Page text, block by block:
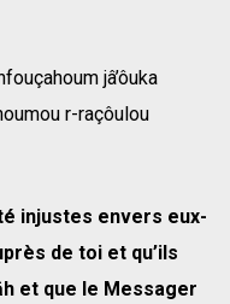
jâ’ôuka
r-raçôulou
injustes envers eux-
de toi et qu’ils
et que le Messager